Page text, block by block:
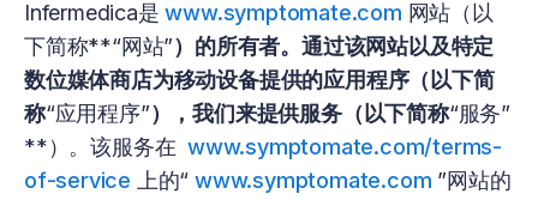
Infermedica是www.symptomate.com 网站（以
下简称**“网站”）的所有者。通过该网站以及特定
数位媒体商店为移动设备提供的应用程序（以下简
称“应用程序”），我们来提供服务（以下简称“服务”
**）。该服务在 www.symptomate.com/terms-
of-service 上的“www.symptomate.com ”网站的